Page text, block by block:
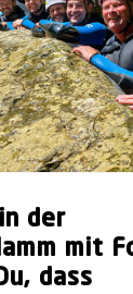
der
mit
dass